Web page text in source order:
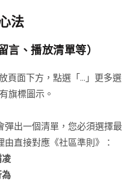
法
言、播放清單等）
頁面下方，點選「…」更多選
旗標圖示。
彈出一個清單，您必須選擇最
直接對應《社區準則》：
凌
為